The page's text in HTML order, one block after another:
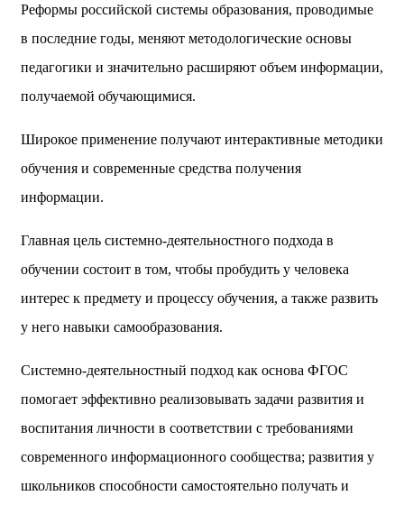
Реформы российской системы образования, проводимые
в последние годы, меняют методологические основы
педагогики и значительно расширяют объем информации,
получаемой обучающимися.
Широкое применение получают интерактивные методики
обучения и современные средства получения
информации.
Главная цель системно-деятельностного подхода в
обучении состоит в том, чтобы пробудить у человека
интерес к предмету и процессу обучения, а также развить
у него навыки самообразования.
Системно-деятельностный подход как основа ФГОС
помогает эффективно реализовывать задачи развития и
воспитания личности в соответствии с требованиями
современного информационного сообщества; развития у
школьников способности самостоятельно получать и